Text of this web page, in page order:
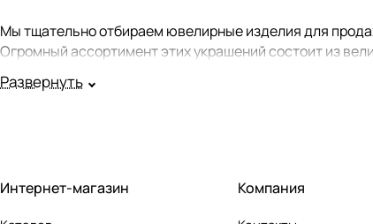
Мы тщательно отбираем ювелирные изделия для
Огромный ассортимент этих украшений состоит из
Мы стараемся, чтобы все продаваемые у нас серьги
Развернуть
Интернет-магазин Компания